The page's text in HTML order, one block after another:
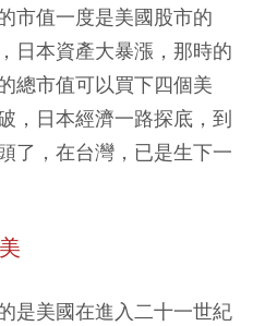
市值一度是美國股市的
日本資產大暴漲，那時的
總市值可以買下四個美
，日本經濟一路探底，到
了，在台灣，已是生下一
是美國在進入二十一世紀